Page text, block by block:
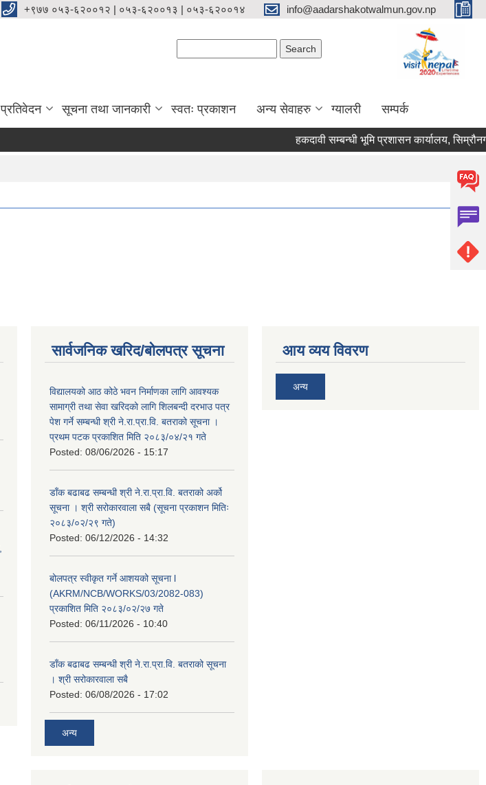
+९७७ ०५३-६२००१२ | ०५३-६२००१३ | ०५३-६२००१४ info@aadarshakotwalmun.gov.np
प्रतिवेदन सूचना तथा जानकारी स्वतः प्रकाशन अन्य सेवाहरु ग्यालरी सम्पर्क
हकदावी सम्बन्धी भूमि प्रशासन कार्यालय,
सार्वजनिक खरिद/बोलपत्र सूचना
विद्यालयको आठ कोठे भवन निर्माणका लागि आवश्यक
सामाग्री तथा सेवा खरिदको लागि शिलबन्दी दरभाउ पत्र
पेश गर्ने सम्बन्धी श्री ने.रा.प्रा.वि. बतराको सूचना ।
प्रथम पटक प्रकाशित मिति २०८३/०४/२१ गते
Posted: 08/06/2026 - 15:17
डाँक बढाबढ सम्बन्धी श्री ने.रा.प्रा.वि. बतराको अर्को
सूचना । श्री सरोकारवाला सबै (सूचना प्रकाशन मितिः
२०८३/०२/२९ गते)
Posted: 06/12/2026 - 14:32
बोलपत्र स्वीकृत गर्ने आशयको सूचना l
(AKRM/NCB/WORKS/03/2082-083)
प्रकाशित मिति २०८३/०२/२७ गते
Posted: 06/11/2026 - 10:40
डाँक बढाबढ सम्बन्धी श्री ने.रा.प्रा.वि. बतराको सूचना
। श्री सरोकारवाला सबै
Posted: 06/08/2026 - 17:02
अन्य
आय व्यय विवरण
अन्य